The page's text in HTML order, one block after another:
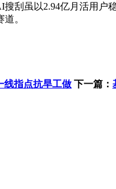
刮虽以2.94亿月活用
。
线指点抗旱工做 下一篇：